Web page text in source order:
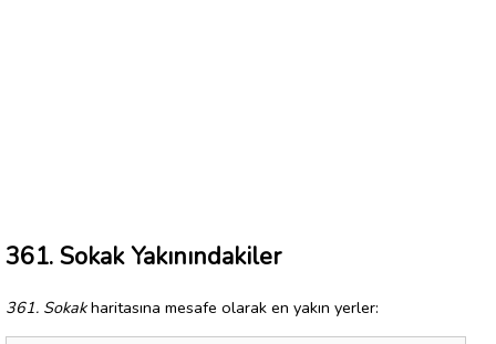
361. Sokak Yakınındakiler
361. Sokakharitasına mesafe olarak en yakın yerler: